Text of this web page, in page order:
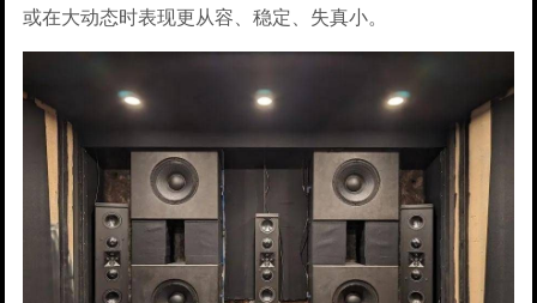
或在大动态时表现更从容、稳定、失真小。